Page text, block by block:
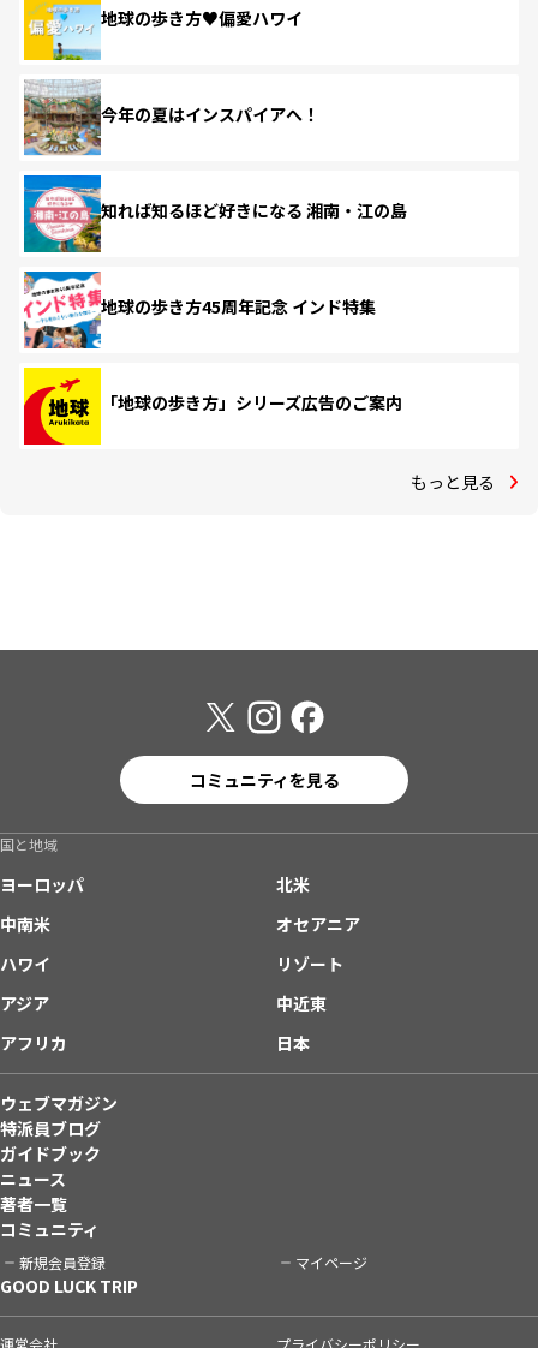
地球の歩き方♥偏愛ハワイ
今年の夏はインスパイアへ！
知れば知るほど好きになる 湘南・江の島
地球の歩き方45周年記念 インド特集
「地球の歩き方」シリーズ広告のご案内
もっと見る
コミュニティを見る
国と地域
ヨーロッパ
北米
中南米
オセアニア
ハワイ
リゾート
アジア
中近東
アフリカ
日本
ウェブマガジン
特派員ブログ
ガイドブック
ニュース
著者一覧
コミュニティ
新規会員登録 マイページ
GOOD LUCK TRIP
運営会社 プライバシーポリシー